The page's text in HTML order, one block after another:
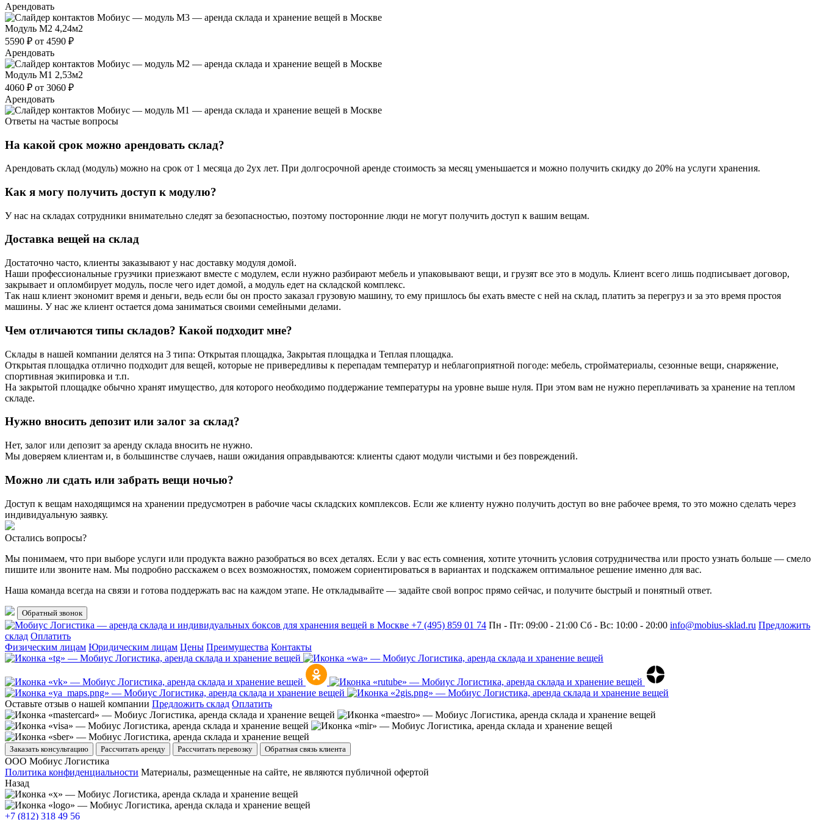
Арендовать
Модуль М2 4,24м2
5590 ₽ от 4590 ₽
Арендовать
Модуль М1 2,53м2
4060 ₽ от 3060 ₽
Арендовать
Ответы на частые вопросы
На какой срок можно арендовать склад?
Арендовать склад (модуль) можно на срок от 1 месяца до 2ух лет. При долгосрочной аренде стоимость за месяц уменьшается и можно получить скидку до 20% на услуги хранения.
Как я могу получить доступ к модулю?
У нас на складах сотрудники внимательно следят за безопасностью, поэтому посторонние люди не могут получить доступ к вашим вещам.
Доставка вещей на склад
Достаточно часто, клиенты заказывают у нас доставку модуля домой.
Наши профессиональные грузчики приезжают вместе с модулем, если нужно разбирают мебель и упаковывают вещи, и грузят все это в модуль. Клиент всего лишь подписывает договор,
закрывает и опломбирует модуль, после чего идет домой, а модуль едет на складской комплекс.
Так наш клиент экономит время и деньги, ведь если бы он просто заказал грузовую машину, то ему пришлось бы ехать вместе с ней на склад, платить за перегруз и за это время простоя
машины. У нас же клиент остается дома заниматься своими семейными делами.
Чем отличаются типы складов? Какой подходит мне?
Склады в нашей компании делятся на 3 типа: Открытая площадка, Закрытая площадка и Теплая площадка.
Открытая площадка отлично подходит для вещей, которые не привередливы к перепадам температур и неблагоприятной погоде: мебель, стройматериалы, сезонные вещи, снаряжение,
спортивная экипировка и т.п.
На закрытой площадке обычно хранят имущество, для которого необходимо поддержание температуры на уровне выше нуля. При этом вам не нужно переплачивать за хранение на теплом
складе.
Нужно вносить депозит или залог за склад?
Нет, залог или депозит за аренду склада вносить не нужно.
Мы доверяем клиентам и, в большинстве случаев, наши ожидания оправдываются: клиенты сдают модули чистыми и без повреждений.
Можно ли сдать или забрать вещи ночью?
Доступ к вещам находящимся на хранении предусмотрен в рабочие часы складских комплексов. Если же клиенту нужно получить доступ во вне рабочее время, то это можно сделать через
индивидуальную заявку.
Остались вопросы?
Мы понимаем, что при выборе услуги или продукта важно разобраться во всех деталях. Если у вас есть сомнения, хотите уточнить условия сотрудничества или просто узнать больше — смело
пишите или звоните нам. Мы подробно расскажем о всех возможностях, поможем сориентироваться в вариантах и подскажем оптимальное решение именно для вас.
Наша команда всегда на связи и готова поддержать вас на каждом этапе. Не откладывайте — задайте свой вопрос прямо сейчас, и получите быстрый и понятный ответ.
Обратный звонок
+7 (495) 859 01 74 Пн - Пт: 09:00 - 21:00 Сб - Вс: 10:00 - 20:00 info@mobius-sklad.ru Предложить
склад Оплатить
Физическим лицам Юридическим лицам Цены Преимущества Контакты
Оставьте отзыв о нашей компании Предложить склад Оплатить
Заказать консультацию Рассчитать аренду Рассчитать перевозку Обратная связь клиента
ООО Мобиус Логистика
Политика конфиденциальности Материалы, размещенные на сайте, не являются публичной офертой
Назад
+7 (812) 318 49 56